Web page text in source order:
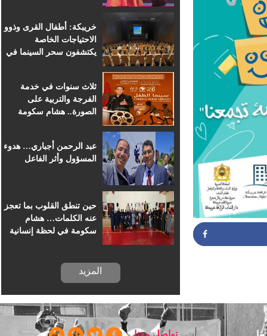
خريبكة: أطفال القرى وذوو
الاحتياجات الخاصة
يكتشفون سحر السينما في
ثلاث سنوات في خدمة
الفرجة والتربية على
الصورة.. هشام سكومة
عبد الرحمن أجباري… هدوء
المسؤول وأثر الفاعل
حين تنطق القلوب بما تعجز
عنه الكلمات… هشام
سكومة في لحظة إنسانية
المزيد
تواصل معنا